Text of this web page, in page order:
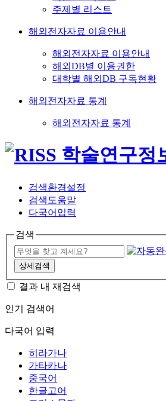
주제별 리스트
해외전자자료 이용안내
해외전자자료 이용안내
해외DB별 이용권한
대학별 해외DB 구독현황
해외전자자료 통계
해외전자자료 통계
검색환경설정
검색도움말
다국어입력
검색
상세검색
결과 내 재검색
인기 검색어
다국어 입력
히라가나
가타카나
중국어
한글고어